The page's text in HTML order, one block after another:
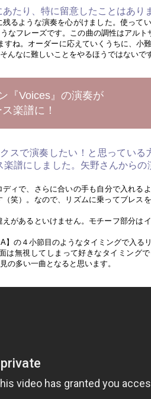
たり、特に留意したことはあり
るような演奏を心がけました。使って
なフレーズです。この曲の調性はアルト
ね。オーダーに応えていくうちに、小
んなに難しいことをやるほうではないで
『Voices』の演奏が
ス楽譜に！
スで演奏したい！と思っている
譜にしました。矢野さんからの
ィで、さらに合いの手も自分で入れるよ
笑）。なので、リズムに乗ってブレス
があるといけません。モチーフ部分は
の４小節目のようなタイミングで入る
は無視してしまって好きなタイミング
の多い一曲となると思います。